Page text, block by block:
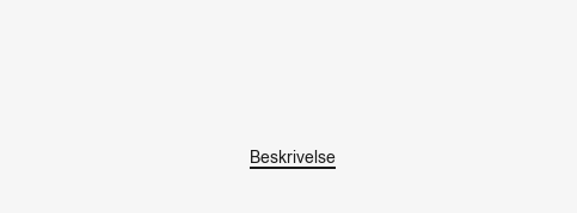
Beskrivelse